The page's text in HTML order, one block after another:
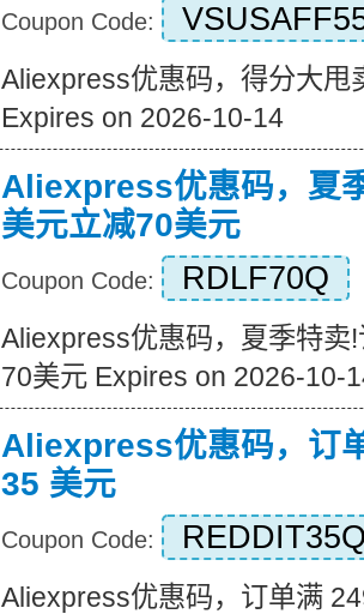
Coupon Code:
Aliexpress优惠码，得分大甩
Expires on 2026-10-14
Aliexpress优惠码，夏
美元立减70美元
Coupon Code: RDLF70Q
Aliexpress优惠码，夏季特卖
70美元 Expires on 2026-10-
Aliexpress优惠码，订
35 美元
Coupon Code:
Aliexpress优惠码，订单满